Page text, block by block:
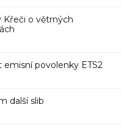
Křeči o větrných
emisní povolenky ETS2
další slib